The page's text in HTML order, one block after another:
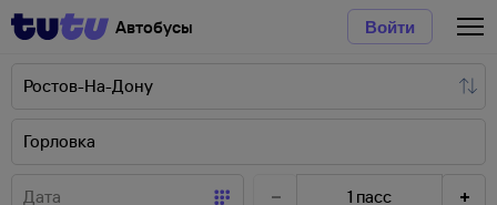
Автобусы Войти
1 пасс